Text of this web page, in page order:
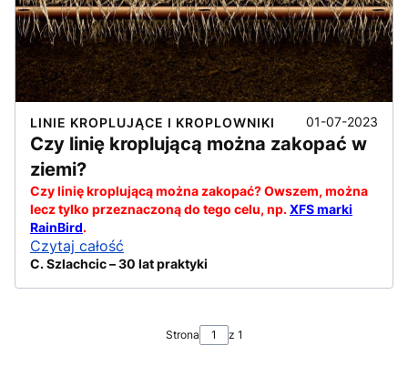
LINIE KROPLUJĄCE I KROPLOWNIKI 01-07-2023
Czy linię kroplującą można zakopać w
ziemi?
Czy linię kroplującą można zakopać? Owszem, można
lecz tylko przeznaczoną do tego celu, np.XFS marki
RainBird.
Czytaj całość
C. Szlachcic – 30 lat praktyki
Strona z 1